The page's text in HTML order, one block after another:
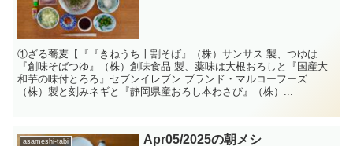
①ざる蕎麦【『『きねうち十割そば』（株）サンサス 製、つゆは
『創味そばつゆ』（株）創味食品 製、薬味は大根おろしと『国産大
和芋の味付とろろ』セブンイレブン ブランド・マルコーフーズ
（株）製と刻みネギと『静岡県産おろし本わさび』（株）...
asameshi-tabi Apr05/2025の朝メシ